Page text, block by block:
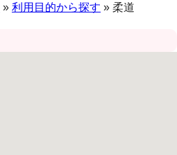
» 利用目的から探す » 柔道